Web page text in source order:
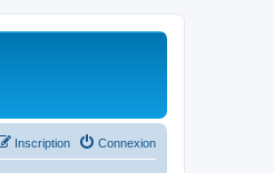
Connexion
Inscription